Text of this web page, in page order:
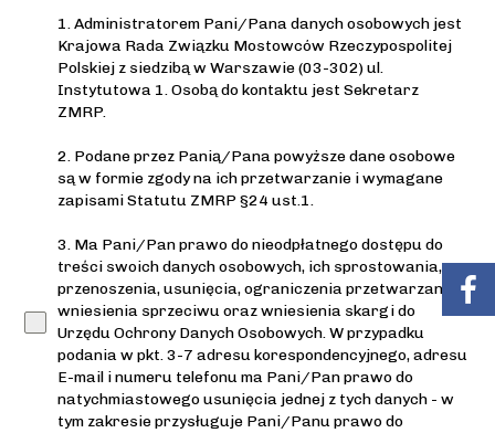
1. Administratorem Pani/Pana danych osobowych jest
Krajowa Rada Związku Mostowców Rzeczypospolitej
Polskiej z siedzibą w Warszawie (03-302) ul.
Instytutowa 1. Osobą do kontaktu jest Sekretarz
ZMRP.
2. Podane przez Panią/Pana powyższe dane osobowe
są w formie zgody na ich przetwarzanie i wymagane
zapisami Statutu ZMRP §24 ust.1.
3. Ma Pani/Pan prawo do nieodpłatnego dostępu do
treści swoich danych osobowych, ich sprostowania,
przenoszenia, usunięcia, ograniczenia przetwarzania,
wniesienia sprzeciwu oraz wniesienia skargi do
Urzędu Ochrony Danych Osobowych. W przypadku
podania w pkt. 3-7 adresu korespondencyjnego, adresu
E-mail i numeru telefonu ma Pani/Pan prawo do
natychmiastowego usunięcia jednej z tych danych - w
tym zakresie przysługuje Pani/Panu prawo do